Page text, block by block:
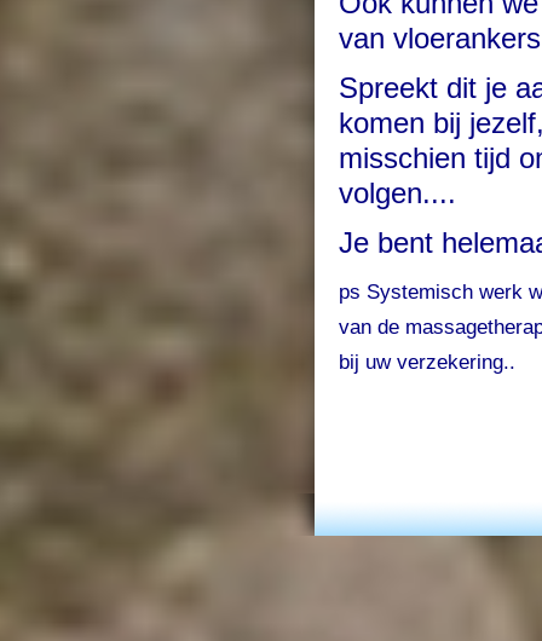
van
Spreekt dit je
komen bij
misschien tijd
volgen....
Je bent
ps Systemisch werk
van de
bij uw verzekering..